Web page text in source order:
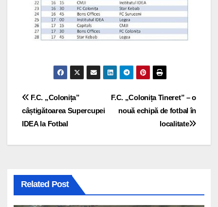
Navigare
în
F.C. „Colonița Tineret” – o
nouă echipă de fotbal în
localitate
F.C. „Colonița”
câștigătoarea Supercupei
IDEA la Fotbal
Related Post